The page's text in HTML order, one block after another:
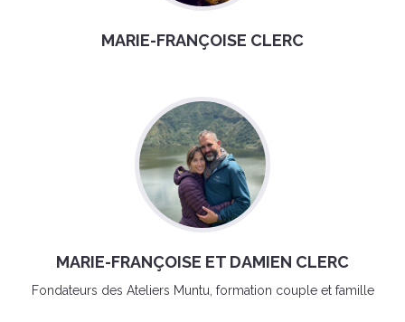
MARIE-FRANÇOISE CLERC
MARIE-FRANÇOISE ET DAMIEN CLERC
Fondateurs des Ateliers Muntu, formation couple et famille